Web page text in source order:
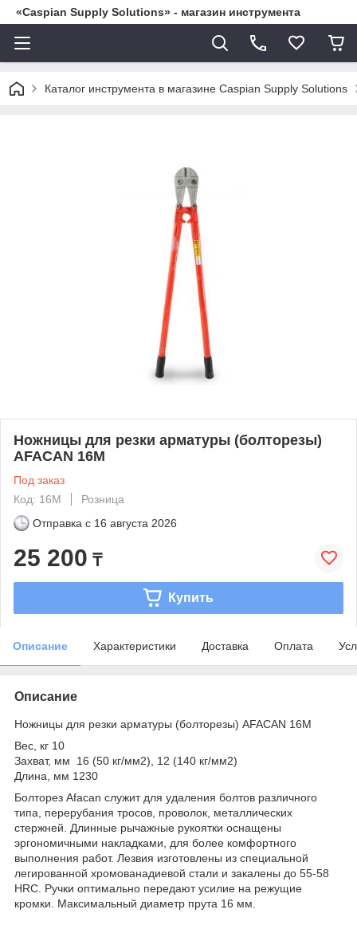
«Caspian Supply Solutions» - магазин инструмента
Каталог инструмента в магазине Caspian Supply Solutions
Ножницы для резки арматуры (болторезы)
AFACAN 16М
Под заказ
Код: 16M
Розница
Отправка с 16 августа 2026
25 200 ₸
Купить
Описание Характеристики Доставка Оплата
Описание
Ножницы для резки арматуры (болторезы) AFACAN 16М
Вес, кг 10
Захват, мм 16 (50 кг/мм2), 12 (140 кг/мм2)
Длина, мм 1230
Болторез Afacan служит для удаления болтов различного
типа, перерубания тросов, проволок, металлических
стержней. Длинные рычажные рукоятки оснащены
эргономичными накладками, для более комфортного
выполнения работ. Лезвия изготовлены из специальной
легированной хромованадиевой стали и закалены до 55-58
HRC. Ручки оптимально передают усилие на режущие
кромки. Максимальный диаметр прута 16 мм.